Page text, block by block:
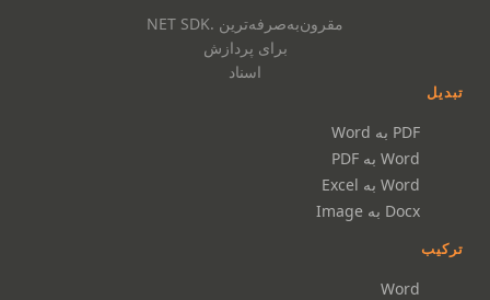
مقرون‌به‌صرفه‌ترین .NET SDK
برای پردازش
اسناد
تبدیل
PDF به Word
Word به PDF
Word به Excel
Docx به Image
ترکیب
Word